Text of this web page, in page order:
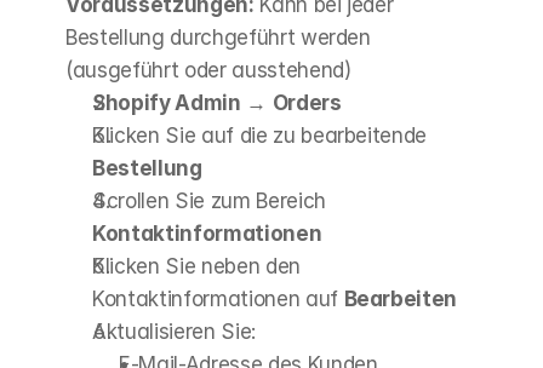
Voraussetzungen: Kann bei jeder
Bestellung durchgeführt werden
(ausgeführt oder ausstehend)
Shopify Admin → Orders
Bestellung
Kontaktinformationen
Klicken Sie neben den
Kontaktinformationen auf Bearbeiten
Aktualisieren Sie: